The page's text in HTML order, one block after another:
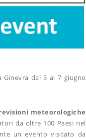
dal 5 al 7 giugno
meteorologiche
da oltre 100 Paesi nel
un evento visitato da